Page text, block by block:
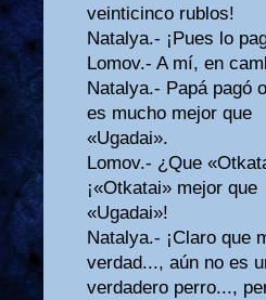
veinticinco rublos!
Natalya.- ¡Pues lo
Lomov.- A mí, en
Natalya.- Papá pagó
es mucho mejor que
«Ugadai».
Lomov.- ¿Que
¡«Otkatai» mejor que
«Ugadai»!
Natalya.- ¡Claro que
verdad..., aún no es
verdadero perro...,